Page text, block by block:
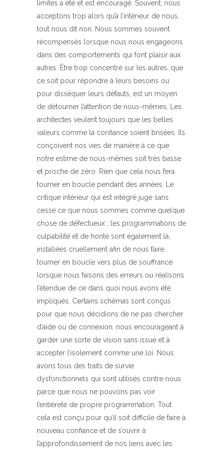
limites a été et est encouragé. Souvent, nous
acceptons trop alors qu’à l’intérieur de nous,
tout nous dit non. Nous sommes souvent
récompensés lorsque nous nous engageons
dans des comportements qui font plaisir aux
autres. Être trop concentré sur les autres, que
ce soit pour répondre à leurs besoins ou
pour disséquer leurs défauts, est un moyen
de détourner l’attention de nous-mêmes. Les
architectes veulent toujours que les belles
valeurs comme la confiance soient brisées. Ils
conçoivent nos vies de manière à ce que
notre estime de nous-mêmes soit très basse
et proche de zéro. Rien que cela nous fera
tourner en boucle pendant des années. Le
critique intérieur qui est intégré juge sans
cesse ce que nous sommes comme quelque
chose de défectueux ; les programmations de
culpabilité et de honte sont également là,
installées cruellement afin de nous faire
tourner en boucle vers plus de souffrance
lorsque nous faisons des erreurs ou réalisons
l’étendue de ce dans quoi nous avons été
impliqués. Certains schémas sont conçus
pour que nous décidions de ne pas chercher
d’aide ou de connexion, nous encourageant à
garder une sorte de vision sans issue et à
accepter l’isolement comme une loi. Nous
avons tous des traits de survie
dysfonctionnels qui sont utilisés contre nous
parce que nous ne pouvons pas voir
l’entièreté de propre programmation. Tout
cela est conçu pour qu’il soit difficile de faire à
nouveau confiance et de s’ouvrir à
l’approfondissement de nos liens avec les